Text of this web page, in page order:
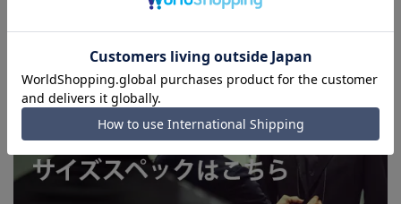
■お急ぎ発送のご注文につきましても、ご注文のタイミングに
よってはお急ぎ発送サービスを選択できない場合がございま